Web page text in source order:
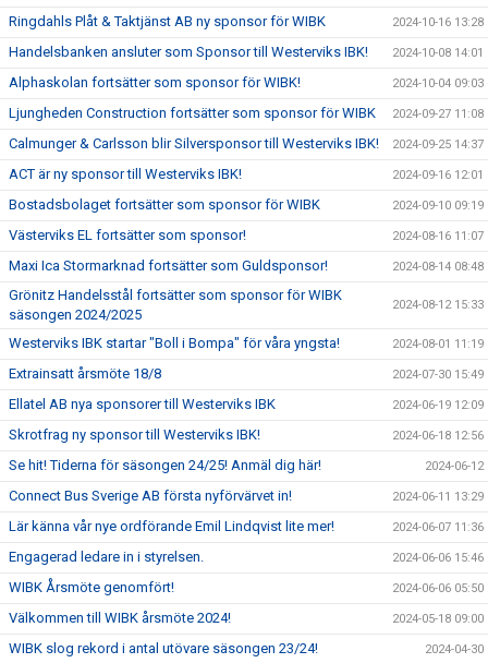
Ringdahls Plåt & Taktjänst AB ny sponsor för WIBK 2024-10-16 13:28
Handelsbanken ansluter som Sponsor till Westerviks IBK! 2024-10-08 14:01
Alphaskolan fortsätter som sponsor för WIBK! 2024-10-04 09:03
Ljungheden Construction fortsätter som sponsor för WIBK 2024-09-27 11:08
Calmunger & Carlsson blir Silversponsor till Westerviks IBK! 2024-09-25 14:37
ACT är ny sponsor till Westerviks IBK! 2024-09-16 12:01
Bostadsbolaget fortsätter som sponsor för WIBK 2024-09-10 09:19
Västerviks EL fortsätter som sponsor! 2024-08-16 11:07
Maxi Ica Stormarknad fortsätter som Guldsponsor! 2024-08-14 08:48
Grönitz Handelsstål fortsätter som sponsor för WIBK
säsongen 2024/2025
2024-08-12 15:33
Westerviks IBK startar "Boll i Bompa" för våra yngsta! 2024-08-01 11:19
Extrainsatt årsmöte 18/8 2024-07-30 15:49
Ellatel AB nya sponsorer till Westerviks IBK 2024-06-19 12:09
Skrotfrag ny sponsor till Westerviks IBK! 2024-06-18 12:56
Se hit! Tiderna för säsongen 24/25! Anmäl dig här! 2024-06-12
Connect Bus Sverige AB första nyförvärvet in! 2024-06-11 13:29
Lär känna vår nye ordförande Emil Lindqvist lite mer! 2024-06-07 11:36
Engagerad ledare in i styrelsen. 2024-06-06 15:46
WIBK Årsmöte genomfört! 2024-06-06 05:50
Välkommen till WIBK årsmöte 2024! 2024-05-18 09:00
WIBK slog rekord i antal utövare säsongen 23/24! 2024-04-30